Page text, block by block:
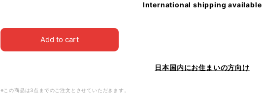
International shipping available
Add to cart
日本国内にお住まいの方向け
※この商品は3点までのご注文とさせていただきます。